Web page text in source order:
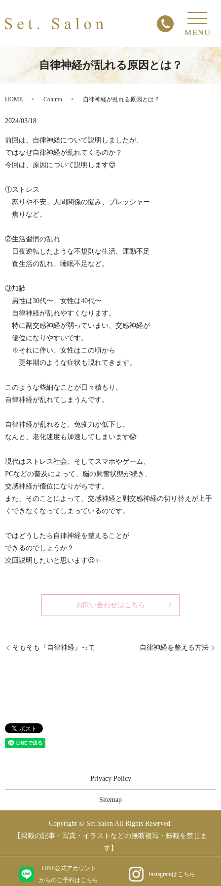
自律神経が乱れる原因とは？
HOME Column 自律神経が乱れる原因とは？
2024/03/18
前回は、自律神経について説明しましたが、
ではなぜ自律神経が乱れてくるのか？
今回は、原因について説明します😊
①ストレス
怒りや不安、人間関係の悩み、プレッシャー
焦りなど。
②生活習慣の乱れ
日夜逆転したような不規則な生活、運動不足
食生活の乱れ、睡眠不足など。
③加齢
男性は30代〜、女性は40代〜
自律神経が乱れやすくなります。
特に副交感神経が弱っていまい、交感神経が
優位になりやすいです。
※それに伴い、女性はこの頃から
更年期のような症状も現れてきます。
このような些細なことが日々積もり、
自律神経が乱れてしまうんです。
自律神経が乱れると、免疫力が低下し、
なんと、老化速度も加速してしまいます😱
現代はストレス社会、そしてスマホやゲーム、
PCなどの普及によって、脳の興奮状態が続き、
交感神経が優位になりがちです。
また、そのことによって、交感神経と副交感神経の切り替えが上手
くできなくなってしまっているのです。
ではどうしたら自律神経を整えることが
できるのでしょうか？
次回説明したいと思います😌✨
お問い合わせはこちら
そもそも『自律神経』って 自律神経を整える方法
LINE公式アカウント
からのご予約はこちら
Instagramはこちら
Privacy Policy
Sitemap
Copyright © Set.Salon All Rights Reserved.
【掲載の記事・写真・イラストなどの無断複写・転載を禁じま
す】